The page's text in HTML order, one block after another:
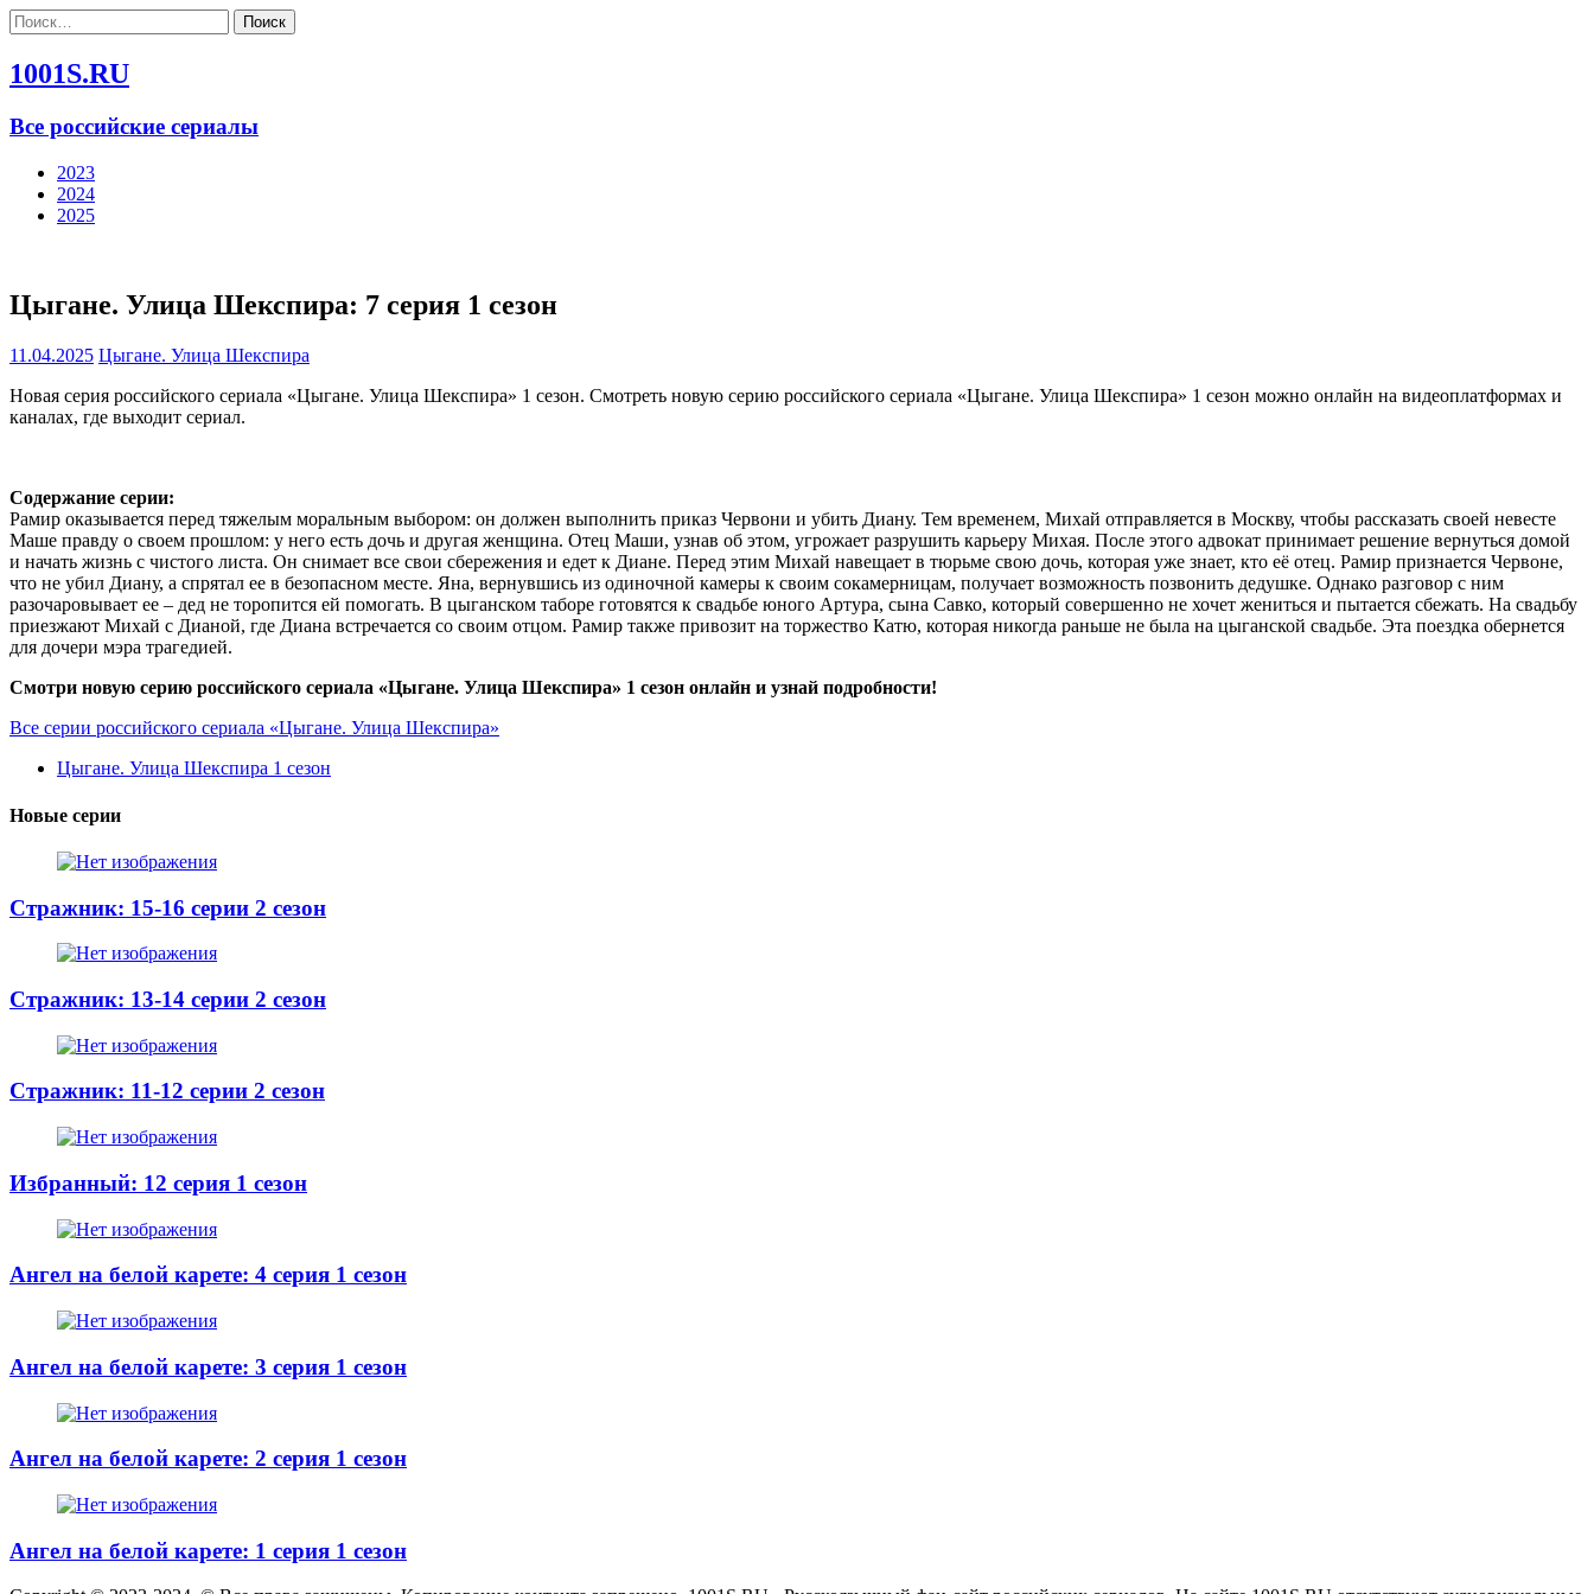
Найти:
1001S.RU
Все российские сериалы
2023
2024
2025
Цыгане. Улица Шекспира: 7 серия 1 сезон
11.04.2025 Цыгане. Улица Шекспира
Новая серия российского сериала «Цыгане. Улица Шекспира» 1 сезон. Смотреть новую серию российского сериала «Цыгане. Улица Шекспира» 1 сезон можно онлайн на видеоплатформах и
каналах, где выходит сериал.
Содержание серии:
Рамир оказывается перед тяжелым моральным выбором: он должен выполнить приказ Червони и убить Диану. Тем временем, Михай отправляется в Москву, чтобы рассказать своей невесте
Маше правду о своем прошлом: у него есть дочь и другая женщина. Отец Маши, узнав об этом, угрожает разрушить карьеру Михая. После этого адвокат принимает решение вернуться домой
и начать жизнь с чистого листа. Он снимает все свои сбережения и едет к Диане. Перед этим Михай навещает в тюрьме свою дочь, которая уже знает, кто её отец. Рамир признается Червоне,
что не убил Диану, а спрятал ее в безопасном месте. Яна, вернувшись из одиночной камеры к своим сокамерницам, получает возможность позвонить дедушке. Однако разговор с ним
разочаровывает ее – дед не торопится ей помогать. В цыганском таборе готовятся к свадьбе юного Артура, сына Савко, который совершенно не хочет жениться и пытается сбежать. На свадьбу
приезжают Михай с Дианой, где Диана встречается со своим отцом. Рамир также привозит на торжество Катю, которая никогда раньше не была на цыганской свадьбе. Эта поездка обернется
для дочери мэра трагедией.
Смотри новую серию российского сериала «Цыгане. Улица Шекспира» 1 сезон онлайн и узнай подробности!
Все серии российского сериала «Цыгане. Улица Шекспира»
Цыгане. Улица Шекспира 1 сезон
Новые серии
Стражник: 15-16 серии 2 сезон
Стражник: 13-14 серии 2 сезон
Стражник: 11-12 серии 2 сезон
Избранный: 12 серия 1 сезон
Ангел на белой карете: 4 серия 1 сезон
Ангел на белой карете: 3 серия 1 сезон
Ангел на белой карете: 2 серия 1 сезон
Ангел на белой карете: 1 серия 1 сезон